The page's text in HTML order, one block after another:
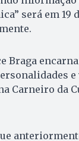
será em 19
Braga
Carneiro da